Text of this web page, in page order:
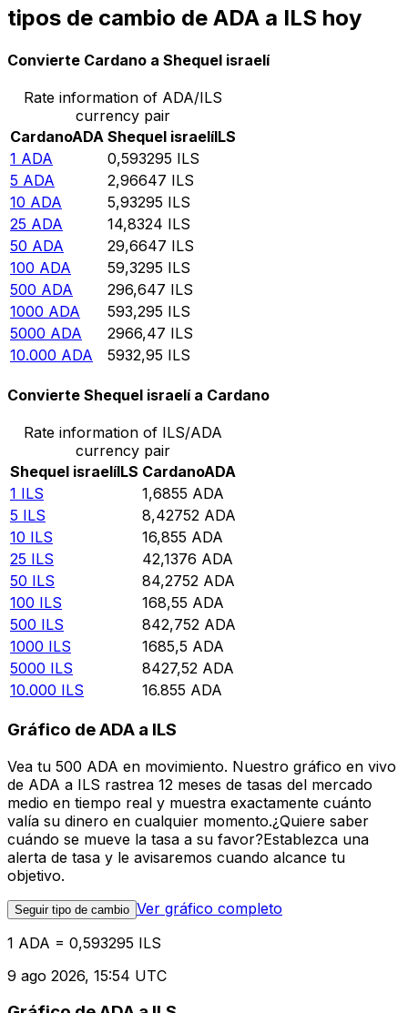
tipos de cambio de ADA a ILS hoy
Convierte Cardano a Shequel israelí
Rate information of ADA/ILS
currency pair
CardanoADA Shequel israelíILS
1 ADA 0,593295 ILS
5 ADA 2,96647 ILS
10 ADA 5,93295 ILS
25 ADA 14,8324 ILS
50 ADA 29,6647 ILS
100 ADA 59,3295 ILS
500 ADA 296,647 ILS
1000 ADA 593,295 ILS
5000 ADA 2966,47 ILS
10.000 ADA 5932,95 ILS
Convierte Shequel israelí a Cardano
Rate information of ILS/ADA
currency pair
Shequel israelíILS CardanoADA
1 ILS 1,6855 ADA
5 ILS 8,42752 ADA
10 ILS 16,855 ADA
25 ILS 42,1376 ADA
50 ILS 84,2752 ADA
100 ILS 168,55 ADA
500 ILS 842,752 ADA
1000 ILS 1685,5 ADA
5000 ILS 8427,52 ADA
10.000 ILS 16.855 ADA
Gráfico de ADA a ILS
Vea tu 500 ADA en movimiento. Nuestro gráfico en vivo
de ADA a ILS rastrea 12 meses de tasas del mercado
medio en tiempo real y muestra exactamente cuánto
valía su dinero en cualquier momento.¿Quiere saber
cuándo se mueve la tasa a su favor?Establezca una
alerta de tasa y le avisaremos cuando alcance tu
objetivo.
Seguir tipo de cambio Ver gráfico completo
1 ADA = 0,593295 ILS
9 ago 2026, 15:54 UTC